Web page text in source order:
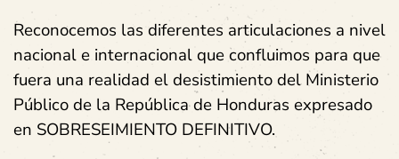
Reconocemos las diferentes articulaciones a nivel
nacional e internacional que confluimos para que
fuera una realidad el desistimiento del Ministerio
Público de la República de Honduras expresado
en SOBRESEIMIENTO DEFINITIVO.